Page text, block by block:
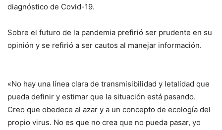
diagnóstico de Covid-19.
Sobre el futuro de la pandemia prefirió ser prudente en su
opinión y se refirió a ser cautos al manejar información.
«No hay una línea clara de transmisibilidad y letalidad que
pueda definir y estimar que la situación está pasando.
Creo que obedece al azar y a un concepto de ecología del
propio virus. No es que no crea que no pueda pasar, yo